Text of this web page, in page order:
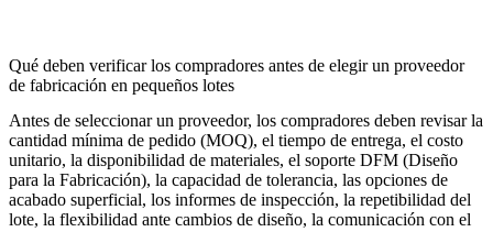
Qué deben verificar los compradores antes de elegir un proveedor
de fabricación en pequeños lotes
Antes de seleccionar un proveedor, los compradores deben revisar la
cantidad mínima de pedido (MOQ), el tiempo de entrega, el costo
unitario, la disponibilidad de materiales, el soporte DFM (Diseño
para la Fabricación), la capacidad de tolerancia, las opciones de
acabado superficial, los informes de inspección, la repetibilidad del
lote, la flexibilidad ante cambios de diseño, la comunicación con el